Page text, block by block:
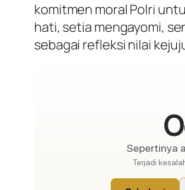
komitmen moral Polri
hati, setia mengayomi,
sebagai refleksi nilai